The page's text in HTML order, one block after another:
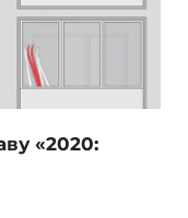
«2020: